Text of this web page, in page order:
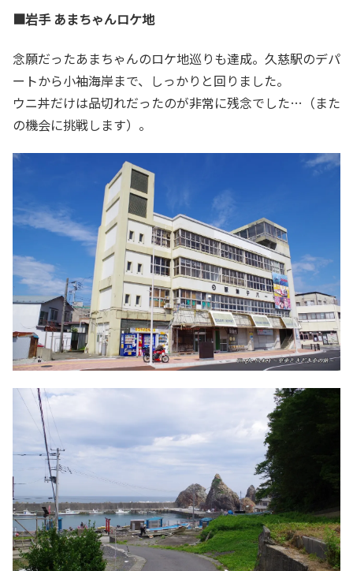
■岩手 あまちゃんロケ地
念願だったあまちゃんのロケ地巡りも達成。久慈駅のデパ
ートから小袖海岸まで、しっかりと回りました。
ウニ丼だけは品切れだったのが非常に残念でした…（また
の機会に挑戦します）。